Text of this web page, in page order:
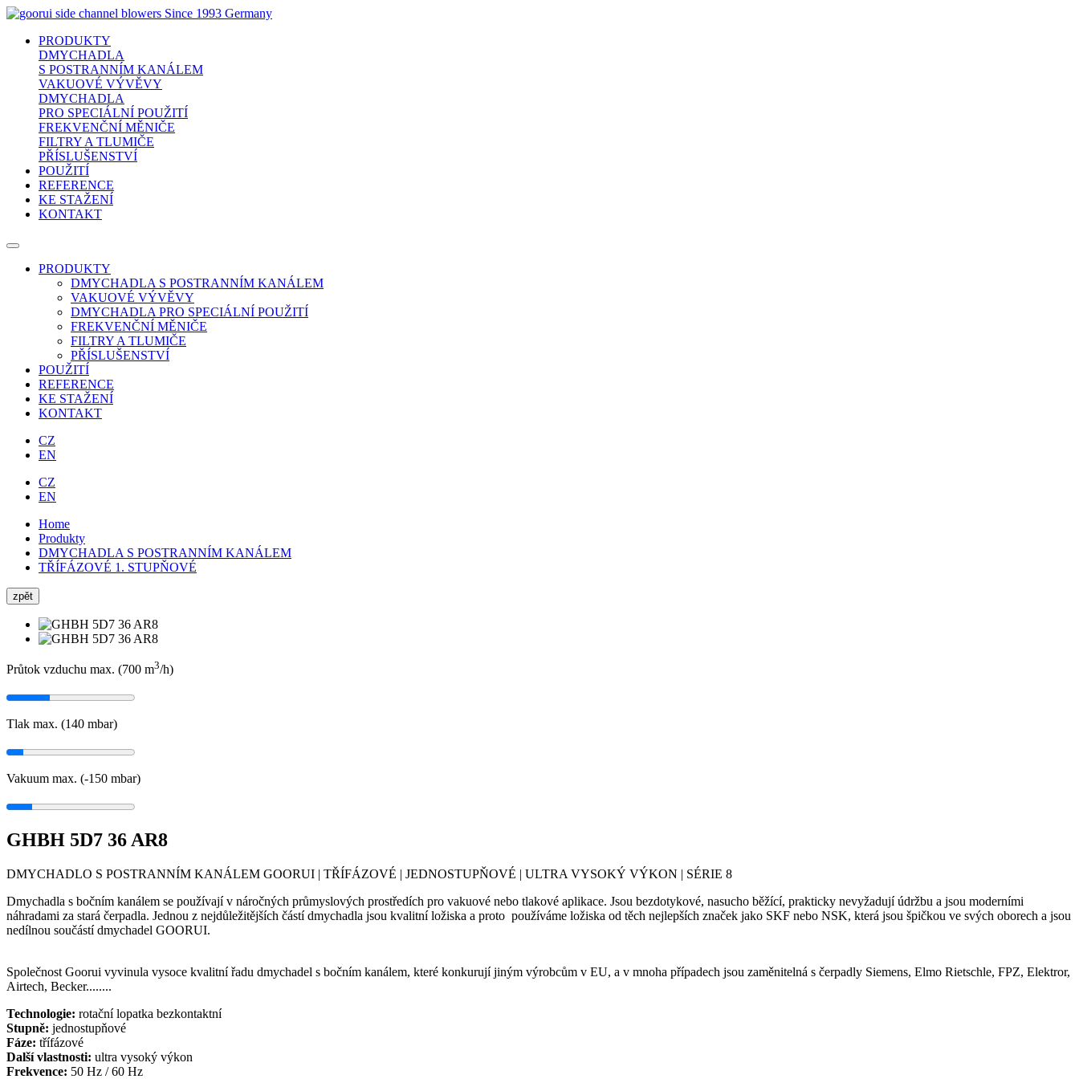
side channel blowers Since 1993 Germany
PRODUKTY
DMYCHADLA
S POSTRANNÍM KANÁLEM
VAKUOVÉ VÝVĚVY
DMYCHADLA
PRO SPECIÁLNÍ POUŽITÍ
FREKVENČNÍ MĚNIČE
FILTRY A TLUMIČE
PŘÍSLUŠENSTVÍ
POUŽITÍ
REFERENCE
KE STAŽENÍ
KONTAKT
PRODUKTY
DMYCHADLA S POSTRANNÍM KANÁLEM
VAKUOVÉ VÝVĚVY
DMYCHADLA PRO SPECIÁLNÍ POUŽITÍ
FREKVENČNÍ MĚNIČE
FILTRY A TLUMIČE
PŘÍSLUŠENSTVÍ
POUŽITÍ
REFERENCE
KE STAŽENÍ
KONTAKT
CZ
EN
CZ
EN
Home
Produkty
DMYCHADLA S POSTRANNÍM KANÁLEM
TŘÍFÁZOVÉ 1. STUPŇOVÉ
zpět
Průtok vzduchu max. (700 m3/h)
Tlak max. (140 mbar)
Vakuum max. (-150 mbar)
GHBH 5D7 36 AR8
DMYCHADLO S POSTRANNÍM KANÁLEM GOORUI | TŘÍFÁZOVÉ | JEDNOSTUPŇOVÉ | ULTRA VYSOKÝ VÝKON | SÉRIE 8
Dmychadla s bočním kanálem se používají v náročných průmyslových prostředích pro vakuové nebo tlakové aplikace. Jsou bezdotykové, nasucho běžící, prakticky nevyžadují údržbu a jsou moderními
náhradami za stará čerpadla. Jednou z nejdůležitějších částí dmychadla jsou kvalitní ložiska a proto používáme ložiska od těch nejlepších značek jako SKF nebo NSK, která jsou špičkou ve svých oborech a jsou
nedílnou součástí dmychadel GOORUI.
Společnost Goorui vyvinula vysoce kvalitní řadu dmychadel s bočním kanálem, které konkurují jiným výrobcům v EU, a v mnoha případech jsou zaměnitelná s čerpadly Siemens, Elmo Rietschle, FPZ, Elektror,
Airtech, Becker........
Technologie: rotační lopatka bezkontaktní
Stupně: jednostupňové
Fáze: třífázové
Další vlastnosti: ultra vysoký výkon
Frekvence: 50 Hz / 60 Hz